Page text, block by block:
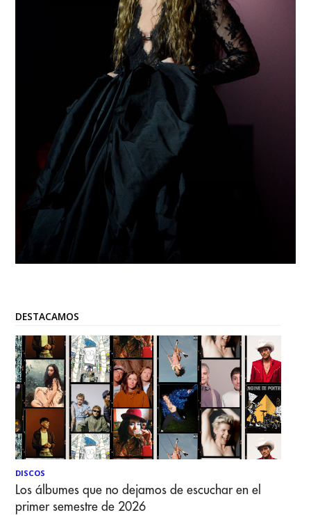
DESTACAMOS
DISCOS
Los álbumes que no dejamos de escuchar en el
primer semestre de 2026